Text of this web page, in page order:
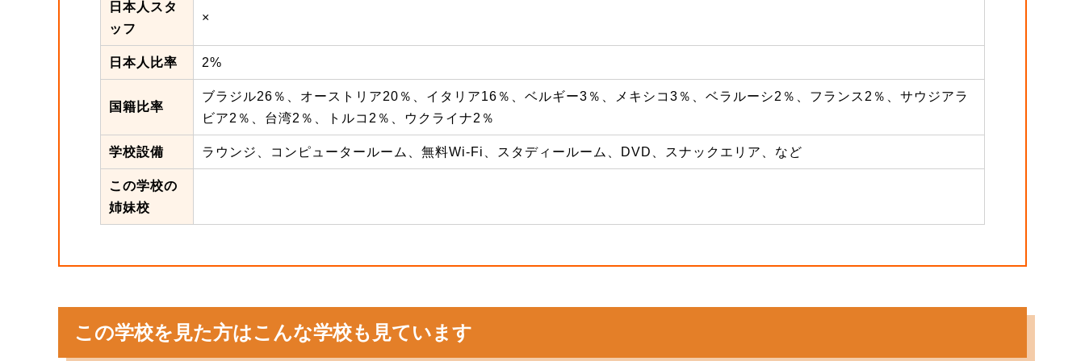
日本人スタ
ッフ
×
日本人比率 2%
国籍比率
ブラジル26％、オーストリア20％、イタリア16％、ベルギー3％、メキシコ3％、ベラルーシ2％、フランス2％、サウジアラ
ビア2％、台湾2％、トルコ2％、ウクライナ2％
学校設備 ラウンジ、コンピュータールーム、無料Wi-Fi、スタディールーム、DVD、スナックエリア、など
この学校の
姉妹校
この学校を見た方はこんな学校も見ています